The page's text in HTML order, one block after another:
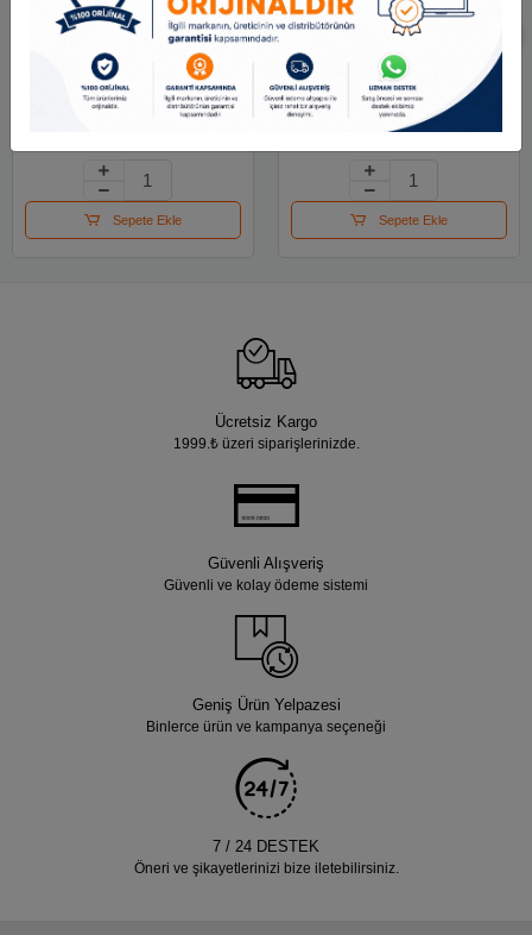
Mikro Not Defteri
Sports Boy Nt-108
Sepete Ekle
Mikro Not Defteri Puffy
Butterflys Pf-60
Sepete Ekle
Ücretsiz Kargo
1999.₺ üzeri siparişlerinizde.
Güvenli Alışveriş
Güvenli ve kolay ödeme sistemi
Geniş Ürün Yelpazesi
Binlerce ürün ve kampanya seçeneği
7 / 24 DESTEK
Öneri ve şikayetlerinizi bize iletebilirsiniz.